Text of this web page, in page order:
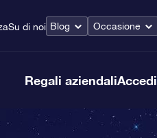
Su di noi Blog Occasione
Regali aziendaliAccedi